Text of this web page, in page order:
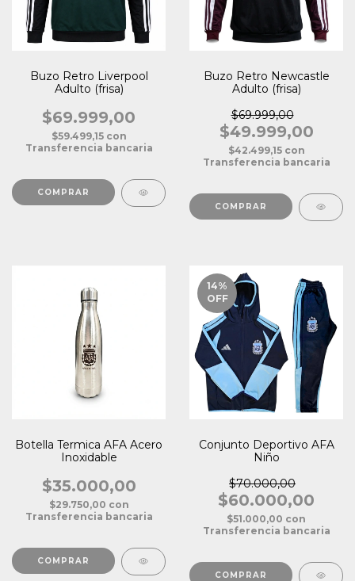
Buzo Retro Liverpool
Adulto (frisa)
$69.999,00
$59.499,15 con
Transferencia bancaria
COMPRAR
Buzo Retro Newcastle
Adulto (frisa)
$69.999,00
$49.999,00
$42.499,15 con
Transferencia bancaria
COMPRAR
Botella Termica AFA Acero
Inoxidable
$35.000,00
$29.750,00 con
Transferencia bancaria
14%
OFF
Conjunto Deportivo AFA
Niño
$70.000,00
$60.000,00
$51.000,00 con
Transferencia bancaria
COMPRAR